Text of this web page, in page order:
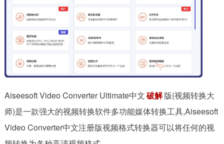
Aiseesoft Video Converter Ultimate中文破解版(视频转换大
师)是一款强大的视频转换软件多功能媒体转换工具,Aiseesoft
Video Converter中文注册版视频格式转换器可以将任何的视